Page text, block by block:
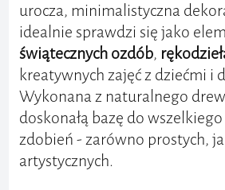
urocza, minimalistyczna
idealnie sprawdzi się jako
świątecznych ozdób,
kreatywnych zajęć z dziećmi i
Wykonana z naturalnego
doskonałą bazę do
zdobień - zarówno prostych,
artystycznych.